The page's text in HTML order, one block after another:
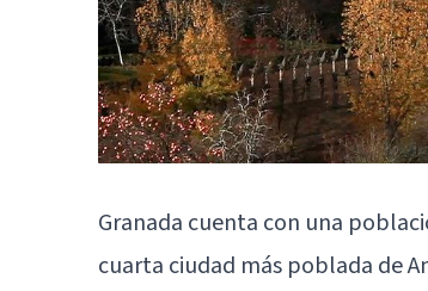
Granada cuenta con una
cuarta ciudad más poblada de